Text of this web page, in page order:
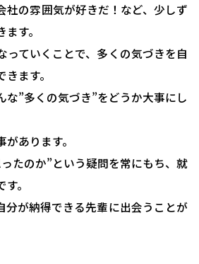
ついて
算について
について
談予約
社の雰囲気が好きだ！など、少しず
す。
っていくことで、多くの気づきを自
ます。
な”多くの気づき”をどうか大事にし
あります。
たのか”という疑問を常にもち、就
。
分が納得できる先輩に出会うことが